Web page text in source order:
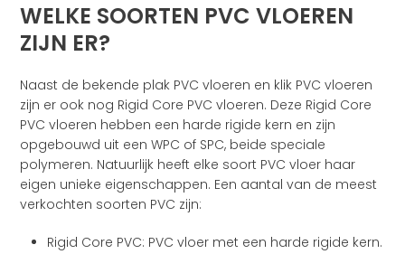
WELKE SOORTEN PVC VLOEREN
ZIJN ER?
Naast de bekende plak PVC vloeren en klik PVC vloeren
zijn er ook nog Rigid Core PVC vloeren. Deze Rigid Core
PVC vloeren hebben een harde rigide kern en zijn
opgebouwd uit een WPC of SPC, beide speciale
polymeren. Natuurlijk heeft elke soort PVC vloer haar
eigen unieke eigenschappen. Een aantal van de meest
verkochten soorten PVC zijn:
Rigid Core PVC: PVC vloer met een harde rigide kern.